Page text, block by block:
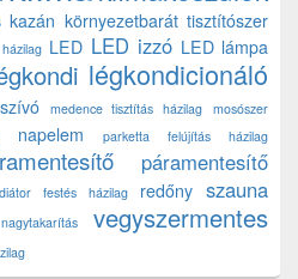
kazán környezetbarát tisztítószer
LED LED izzó LED lámpa
légkondicionáló
medence tisztítás házilag
mosószer
napelem
parketta felújítás házilag
páramentesítő
festés házilag redőny szauna
vegyszermentes